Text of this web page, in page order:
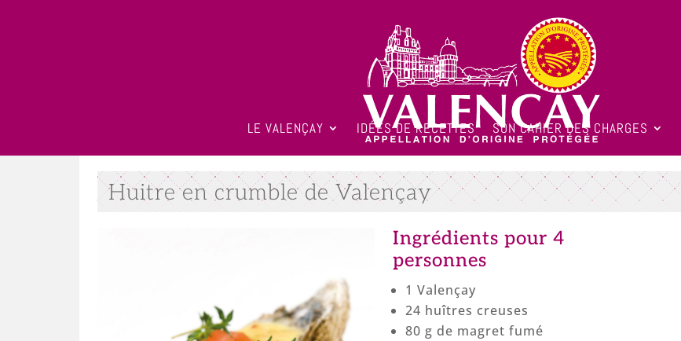
LE VALENÇAY IDÉES DE RECETTES SON CAHIER DES CHARGES
Huitre en crumble de Valençay
Ingrédients pour 4
personnes
1 Valençay
24 huîtres creuses
80 g de magret fumé